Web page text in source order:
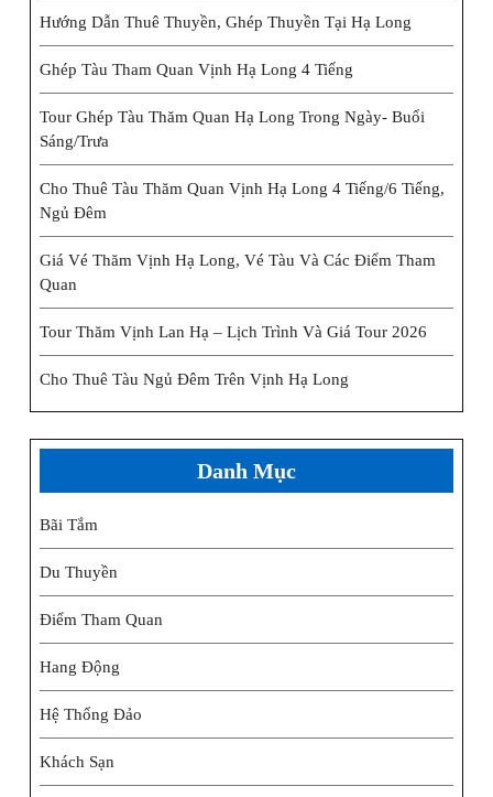
Hướng Dẫn Thuê Thuyền, Ghép Thuyền Tại Hạ Long
Ghép Tàu Tham Quan Vịnh Hạ Long 4 Tiếng
Tour Ghép Tàu Thăm Quan Hạ Long Trong Ngày- Buổi
Sáng/trưa
Cho Thuê Tàu Thăm Quan Vịnh Hạ Long 4 Tiếng/6 Tiếng,
Ngủ Đêm
Giá Vé Thăm Vịnh Hạ Long, Vé Tàu Và Các Điểm Tham
Quan
Tour Thăm Vịnh Lan Hạ – Lịch Trình Và Giá Tour 2026
Cho Thuê Tàu Ngủ Đêm Trên Vịnh Hạ Long
Danh Mục
Bãi Tắm
Du Thuyền
Điểm Tham Quan
Hang Động
Hệ Thống Đảo
Khách Sạn